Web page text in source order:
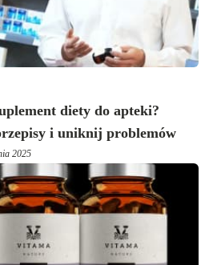
diety do apteki?
i uniknij problemów
2025